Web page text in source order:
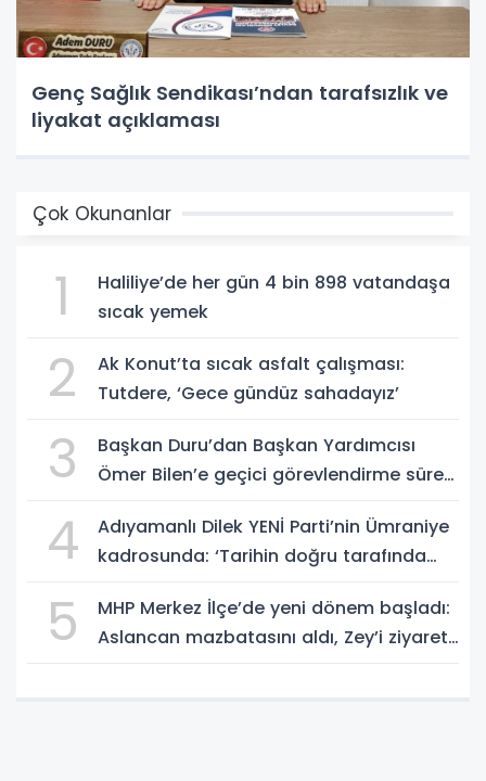
Genç Sağlık Sendikası’ndan tarafsızlık ve
liyakat açıklaması
Çok Okunanlar
1
Haliliye’de her gün 4 bin 898 vatandaşa
sıcak yemek
2
Ak Konut’ta sıcak asfalt çalışması:
Tutdere, ‘Gece gündüz sahadayız’
3
Başkan Duru’dan Başkan Yardımcısı
Ömer Bilen’e geçici görevlendirme süreci
4
Adıyamanlı Dilek YENİ Parti’nin Ümraniye
kadrosunda: ‘Tarihin doğru tarafında
5
MHP Merkez İlçe’de yeni dönem başladı:
Aslancan mazbatasını aldı, Zey’i ziyaret